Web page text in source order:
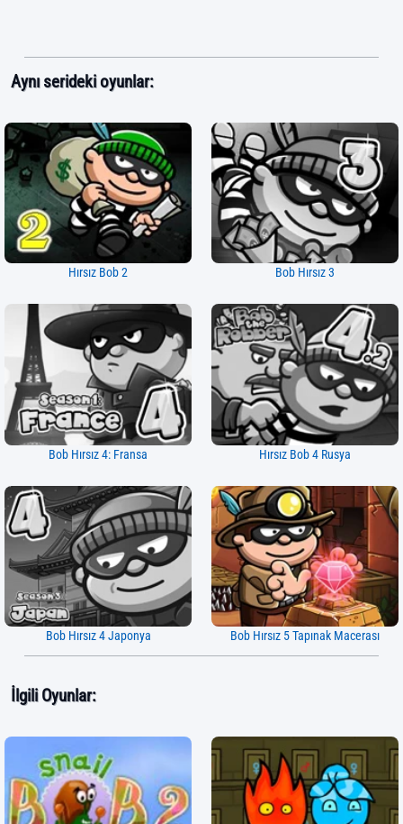
Aynı serideki oyunlar:
Hırsız Bob 2 Bob Hırsız 3
Bob Hırsız 4: Fransa Hırsız Bob 4 Rusya
Bob Hırsız 4 Japonya Bob Hırsız 5 Tapınak Macerası
İlgili Oyunlar: